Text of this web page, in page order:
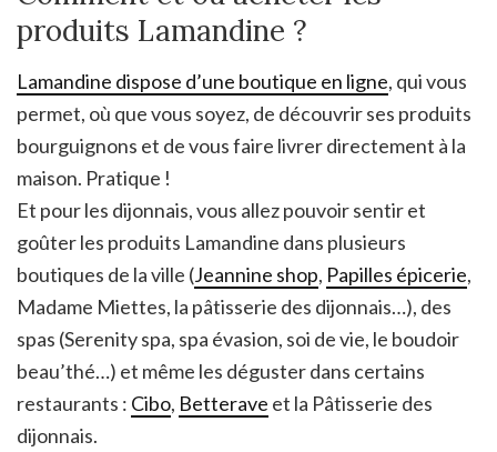
produits Lamandine ?
Lamandine dispose d’une boutique en ligne, qui vous
permet, où que vous soyez, de découvrir ses produits
bourguignons et de vous faire livrer directement à la
maison. Pratique !
Et pour les dijonnais, vous allez pouvoir sentir et
goûter les produits Lamandine dans plusieurs
boutiques de la ville (Jeannine shop, Papilles épicerie,
Madame Miettes, la pâtisserie des dijonnais…), des
spas (Serenity spa, spa évasion, soi de vie, le boudoir
beau’thé…) et même les déguster dans certains
restaurants : Cibo, Betterave et la Pâtisserie des
dijonnais.